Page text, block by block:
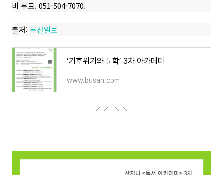
비 무료. 051-504-7070.
출처: 부산일보
‘기후위기와 문학’ 3차 아카데미
www.busan.com